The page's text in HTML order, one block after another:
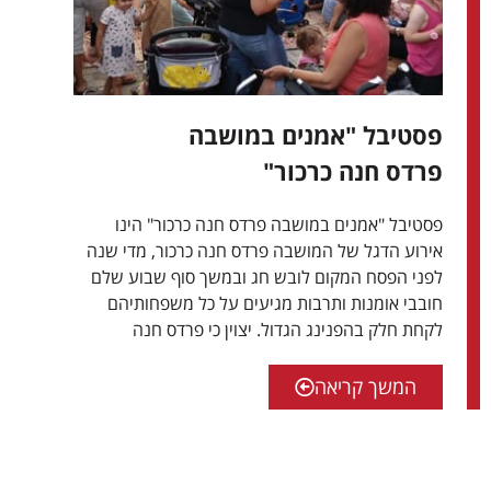
פסטיבל "אמנים במושבה
פרדס חנה כרכור"
פסטיבל "אמנים במושבה פרדס חנה כרכור" הינו
אירוע הדגל של המושבה פרדס חנה כרכור, מדי שנה
לפני הפסח המקום לובש חג ובמשך סוף שבוע שלם
חובבי אומנות ותרבות מגיעים על כל משפחותיהם
לקחת חלק בהפנינג הגדול. יצוין כי פרדס חנה
המשך קריאה